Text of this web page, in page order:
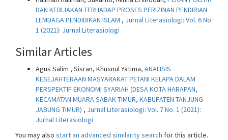
DAN KEBIJAKAN TERHADAP PROSES PERIZINAN PENDIRIAN
LEMBAGA PENDIDIKAN ISLAM , Jurnal Literasiologi: Vol. 6 No.
1 (2021): Jurnal Literasiologi
Similar Articles
Agus Salim , Sisran, Khusnul Yatima, ANALISIS
KESEJAHTERAAN MASYARAKAT PETANI KELAPA DALAM
PERSPEKTIF EKONOMI SYARIAH (DESA KOTA HARAPAN,
KECAMATAN MUARA SABAK TIMUR, KABUPATEN TANJUNG
JABUNG TIMUR) , Jurnal Literasiologi: Vol. 7 No. 1 (2021):
Jurnal Literasiologi
You may also start an advanced similarity search for this article.